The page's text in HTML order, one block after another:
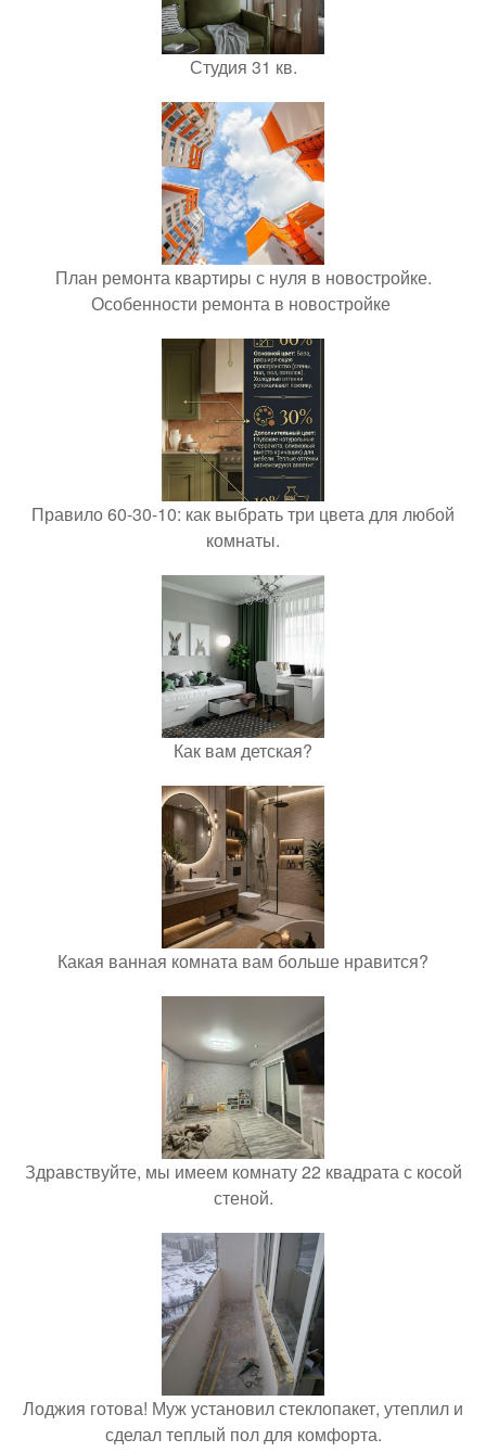
Студия 31 кв.
План ремонта квартиры с нуля в новостройке.
Особенности ремонта в новостройке
Правило 60-30-10: как выбрать три цвета для любой
комнаты.
Как вам детская?
Какая ванная комната вам больше нравится?
Здравствуйте, мы имеем комнату 22 квадрата с косой
стеной.
Лоджия готова! Муж установил стеклопакет, утеплил и
сделал теплый пол для комфорта.